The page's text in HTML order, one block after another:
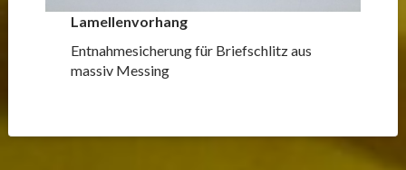
Lamellenvorhang
Entnahmesicherung für Briefschlitz aus
massiv Messing